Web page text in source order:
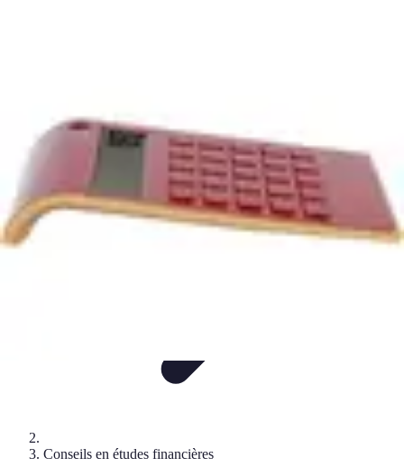
Conseils en études financières